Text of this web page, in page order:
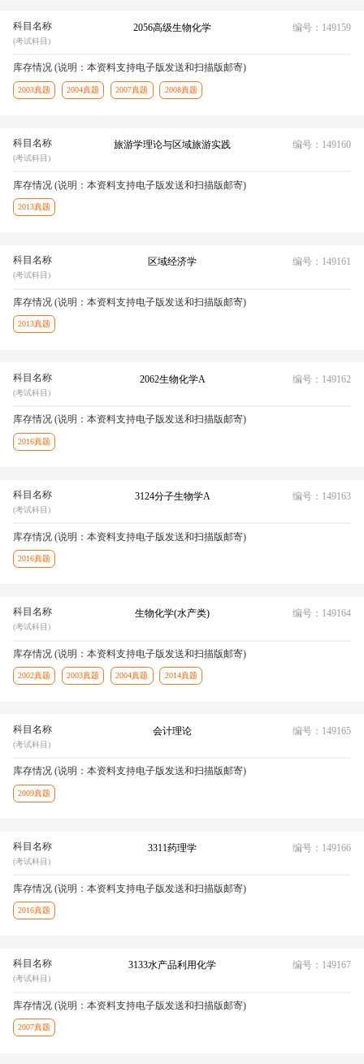
科目名称
(考试科目)
2056高级生物化学 编号：149159
库存情况 (说明：本资料支持电子版发送和扫描版邮寄)
2003真题 2004真题 2007真题 2008真题
科目名称
(考试科目)
旅游学理论与区域旅游实践 编号：149160
库存情况 (说明：本资料支持电子版发送和扫描版邮寄)
2013真题
科目名称
(考试科目)
区域经济学 编号：149161
库存情况 (说明：本资料支持电子版发送和扫描版邮寄)
2013真题
科目名称
(考试科目)
2062生物化学A 编号：149162
库存情况 (说明：本资料支持电子版发送和扫描版邮寄)
2016真题
科目名称
(考试科目)
3124分子生物学A 编号：149163
库存情况 (说明：本资料支持电子版发送和扫描版邮寄)
2016真题
科目名称
(考试科目)
生物化学(水产类) 编号：149164
库存情况 (说明：本资料支持电子版发送和扫描版邮寄)
2002真题 2003真题 2004真题 2014真题
科目名称
(考试科目)
会计理论 编号：149165
库存情况 (说明：本资料支持电子版发送和扫描版邮寄)
2009真题
科目名称
(考试科目)
3311药理学 编号：149166
库存情况 (说明：本资料支持电子版发送和扫描版邮寄)
2016真题
科目名称
(考试科目)
3133水产品利用化学 编号：149167
库存情况 (说明：本资料支持电子版发送和扫描版邮寄)
2007真题